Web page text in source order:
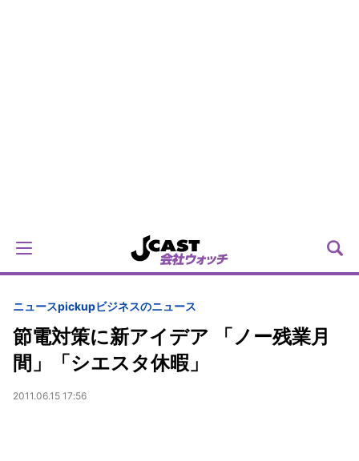
ニュースpickupビジネスのニュース
節電対策に新アイデア 「ノー残業月
間」「シエスタ休暇」
2011.06.15 17:56